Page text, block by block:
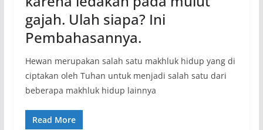
gajah. Ulah siapa? Ini
Pembahasannya.
Hewan merupakan salah satu makhluk hidup yang di
ciptakan oleh Tuhan untuk menjadi salah satu dari
beberapa makhluk hidup lainnya
Read More